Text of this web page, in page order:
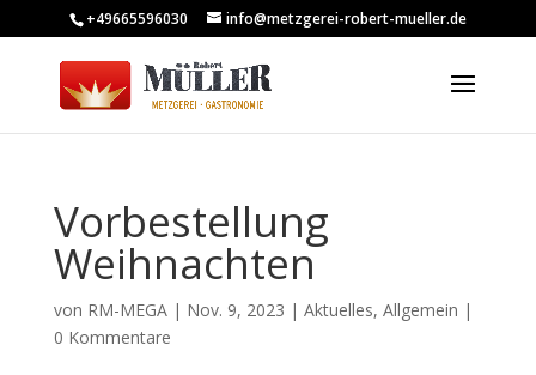
+49665596030 info@metzgerei-robert-mueller.de
Vorbestellung
Weihnachten
von RM-MEGA| Nov. 9, 2023 | Aktuelles, Allgemein |
0 Kommentare